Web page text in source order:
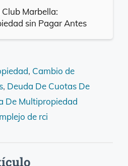
Marbella:
sin Pagar Antes
, Cambio de
, Deuda De Cuotas De
De Multipropiedad
de rci